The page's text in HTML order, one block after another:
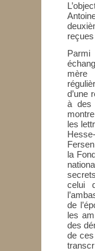
mère
d’une
à des
les
la
celui
de
les
des
de